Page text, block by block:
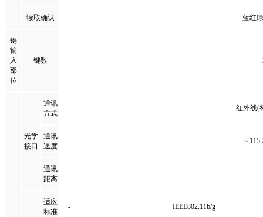
读取确认 蓝红
键
输
入
部
位
键数
光学
接口
通讯
方式
红外线(
通讯
速度
～
通讯
距离
适应
标准
- IEEE802.11b/g